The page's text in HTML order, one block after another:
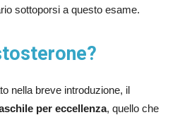
sottoporsi a questo esame.
nella breve introduzione, il
per eccellenza, quello che